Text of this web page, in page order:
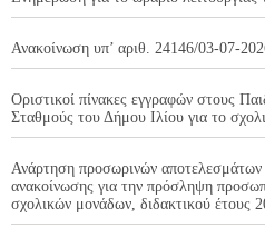
Ανακοίνωση υπ’ αριθ. 24146/03-07-
Οριστικοί πίνακες εγγραφών στους
Σταθμούς του Δήμου Ιλίου για το
Ανάρτηση προσωρινών
ανακοίνωσης για την πρόσληψη
σχολικών μονάδων, διδακτικού έτους